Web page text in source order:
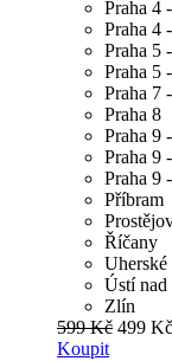
Praha 4
Praha 4
Praha 5
Praha 5
Praha 7
Praha 8
Praha 9
Praha 9
Praha 9
Příbram
Říčany
Uherské
Ústí nad
Zlín
599 Kč 499 Kč
Koupit